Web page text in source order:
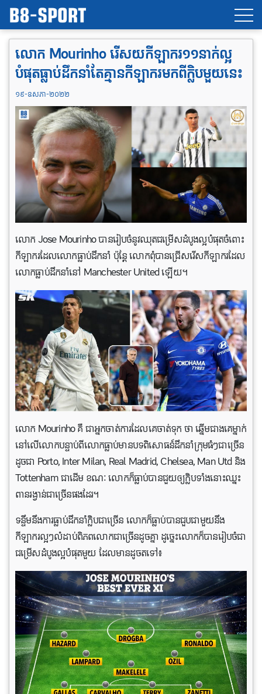
លោក Mourinho រើស​យកីឡាករ១១នាក់​ល្អ
បំផុត​ធ្លាប់​ដឹកនាំ​តែ​គ្មាន​កីឡាករមក​ពី​ក្លិប​មួយ​នេះ
១៩-ឧសភា-២០២២
លោក Jose Mourinho បានរៀបចំនូវឈុតជម្រើសដំបូងល្អបំផុតចំពោះ
កីឡាករដែលលោកធ្លាប់ដឹកនាំ ប៉ុន្តែ លោកពុំបានជ្រើសរើសកីឡាករដែល
លោកធ្លាប់ដឹកនាំនៅ Manchester United ឡើយ។
លោក Mourinho គឺ ជាអ្នកចាត់ការដែលគេចាត់ទុក ថា ឆ្នើមជាងគេម្នាក់
នៅលើលោកបន្ទាប់ពីលោកធ្លាប់មានបទពិសោធន៍ដឹកនាំក្រុមធំៗជាច្រើន
ដូចជា Porto, Inter Milan, Real Madrid, Chelsea, Man Utd និង
Tottenham ជាដើម ខណៈ លោកក៏ធ្លាប់បានជួយឲ្យក្លិបទាំងនោះឈ្នះ
ពានរង្វាន់ជាច្រើនផងដែរ។
ទន្ទឹមនឹងការធ្លាប់ដឹកនាំក្លិបជាច្រើន លោកក៏ធ្លាប់បានជួបជាមួយនឹង
កីឡាករល្អៗលំដាប់ពិភពលោកជាច្រើនដូចគ្នា ដូច្នេះលោកក៏បានរៀបចំជា
ជម្រើសដំបូងល្អបំផុតមួយ ដែលមានដូចតទៅ៖